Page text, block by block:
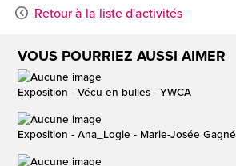
Retour à la liste d'activités
VOUS POURRIEZ AUSSI AIMER
Exposition - Vécu en bulles - YWCA
Exposition - Ana_Logie - Marie-Josée Gagné